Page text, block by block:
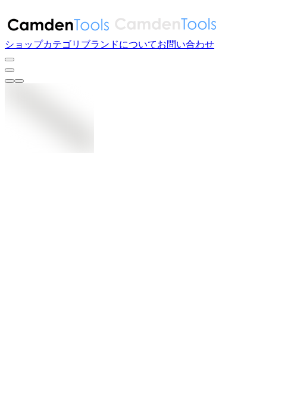
ショップカテゴリ ブランドについてお問い合わせ